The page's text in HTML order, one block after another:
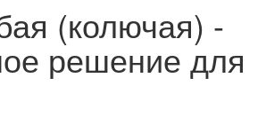
(колючая) -
решение для